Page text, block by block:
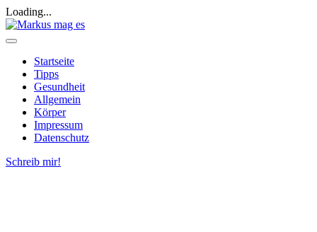
Skip
to
content
Loading...
Markus mag es
Startseite
Tipps
Gesundheit
Allgemein
Körper
Impressum
Datenschutz
Schreib mir!